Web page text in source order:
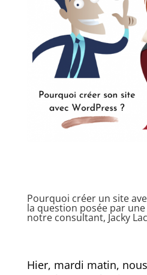
Pourquoi créer un site
la question posée par
notre consultant, Jacky
Hier, mardi matin,